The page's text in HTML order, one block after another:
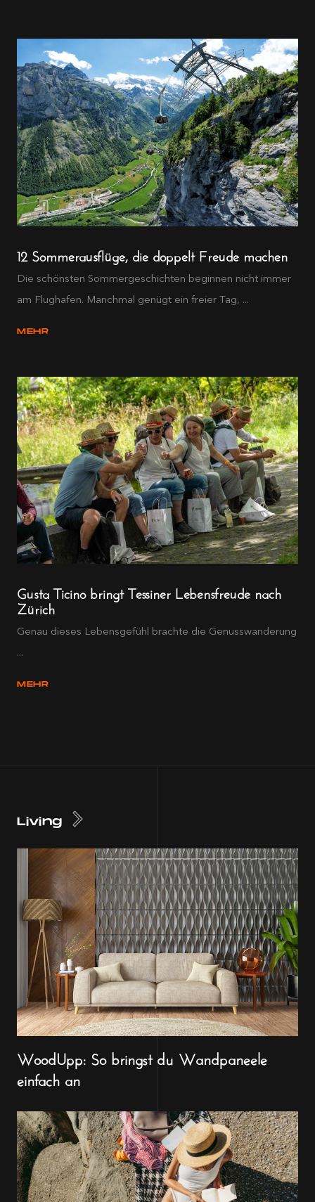
12 Sommerausflüge, die doppelt Freude machen
Die schönsten Sommergeschichten beginnen nicht immer
am Flughafen. Manchmal genügt ein freier Tag, ...
MEHR
Gusta Ticino bringt Tessiner Lebensfreude nach
Zürich
Genau dieses Lebensgefühl brachte die Genusswanderung
...
MEHR
Living
WoodUpp: So bringst du Wandpaneele
einfach an